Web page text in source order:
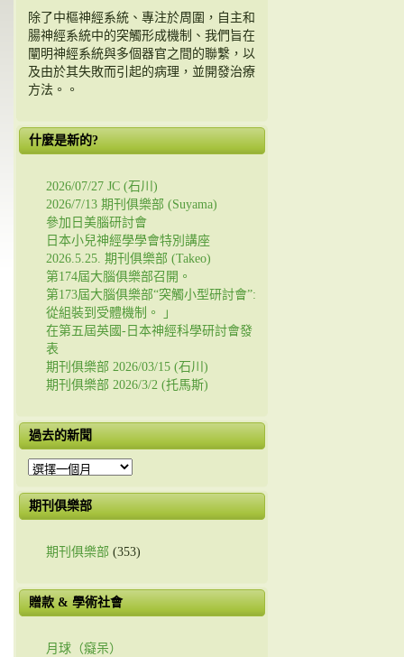
除了中樞神經系統、專注於周圍，自主和
腸神經系統中的突觸形成機制、我們旨在
闡明神經系統與多個器官之間的聯繫，以
及由於其失敗而引起的病理，並開發治療
方法。。
什麼是新的?
2026/07/27 JC (石川)
2026/7/13 期刊俱樂部 (Suyama)
參加日美腦研討會
日本小兒神經學學會特別講座
2026.5.25. 期刊俱樂部 (Takeo)
第174屆大腦俱樂部召開。
第173屆大腦俱樂部“突觸小型研討會”:
從組裝到受體機制。 」
在第五屆英國-日本神經科學研討會發
表
期刊俱樂部 2026/03/15 (石川)
期刊俱樂部 2026/3/2 (托馬斯)
過去的新聞
過
的
新
期刊俱樂部
期刊俱樂部 (353)
贈款 & 學術社會
月球（癡呆）